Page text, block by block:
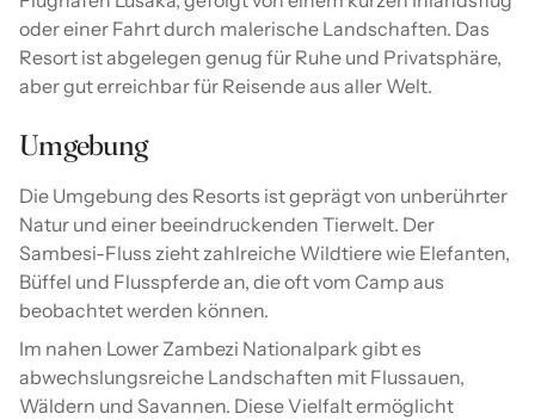
oder einer Fahrt durch malerische Landschaften. Das
Resort ist abgelegen genug für Ruhe und Privatsphäre,
aber gut erreichbar für Reisende aus aller Welt.
Umgebung
Die Umgebung des Resorts ist geprägt von unberührter
Natur und einer beeindruckenden Tierwelt. Der
Sambesi-Fluss zieht zahlreiche Wildtiere wie Elefanten,
Büffel und Flusspferde an, die oft vom Camp aus
beobachtet werden können.
Im nahen Lower Zambezi Nationalpark gibt es
abwechslungsreiche Landschaften mit Flussauen,
Wäldern und Savannen. Diese Vielfalt ermöglicht